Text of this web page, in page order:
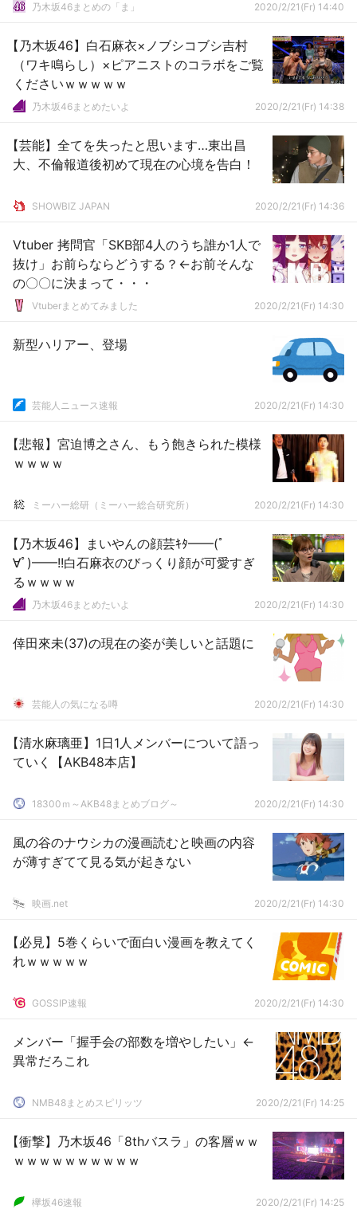
乃木坂46まとめの「ま」 2020/2/21(Fr) 14:40
【乃木坂46】白石麻衣×ノブシコブシ吉村
（ワキ鳴らし）×ピアニストのコラボをご覧
くださいｗｗｗｗｗ
乃木坂46まとめたいよ 2020/2/21(Fr) 14:38
【芸能】全てを失ったと思います…東出昌
大、不倫報道後初めて現在の心境を告白！
SHOWBIZ JAPAN 2020/2/21(Fr) 14:36
Vtuber 拷問官「SKB部4人のうち誰か1人で
抜け」お前らならどうする？←お前そんな
の〇〇に決まって・・・
Vtuberまとめてみました 2020/2/21(Fr) 14:30
新型ハリアー、登場
芸能人ニュース速報 2020/2/21(Fr) 14:30
【悲報】宮迫博之さん、もう飽きられた模様
ｗｗｗｗ
ミーハー総研（ミーハー総合研究所） 2020/2/21(Fr) 14:30
【乃木坂46】まいやんの顔芸ｷﾀ━━(ﾟ
∀ﾟ)━━!!白石麻衣のびっくり顔が可愛すぎ
るｗｗｗｗ
乃木坂46まとめたいよ 2020/2/21(Fr) 14:30
倖田來未(37)の現在の姿が美しいと話題に
芸能人の気になる噂 2020/2/21(Fr) 14:30
【清水麻璃亜】1日1人メンバーについて語っ
ていく【AKB48本店】
18300ｍ～AKB48まとめブログ～ 2020/2/21(Fr) 14:30
風の谷のナウシカの漫画読むと映画の内容
が薄すぎてて見る気が起きない
映画.net 2020/2/21(Fr) 14:30
【必見】5巻くらいで面白い漫画を教えてく
れｗｗｗｗｗ
GOSSIP速報 2020/2/21(Fr) 14:30
メンバー「握手会の部数を増やしたい」←
異常だろこれ
NMB48まとめスピリッツ 2020/2/21(Fr) 14:25
【衝撃】乃木坂46「8thバスラ」の客層ｗｗ
ｗｗｗｗｗｗｗｗｗｗ
欅坂46速報 2020/2/21(Fr) 14:25